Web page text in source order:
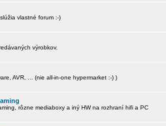
vlastné forum :-)
výrobkov.
AVR, ... (nie all-in-one hypermarket :-) )
rôzne mediaboxy a iný HW na rozhraní hifi a PC